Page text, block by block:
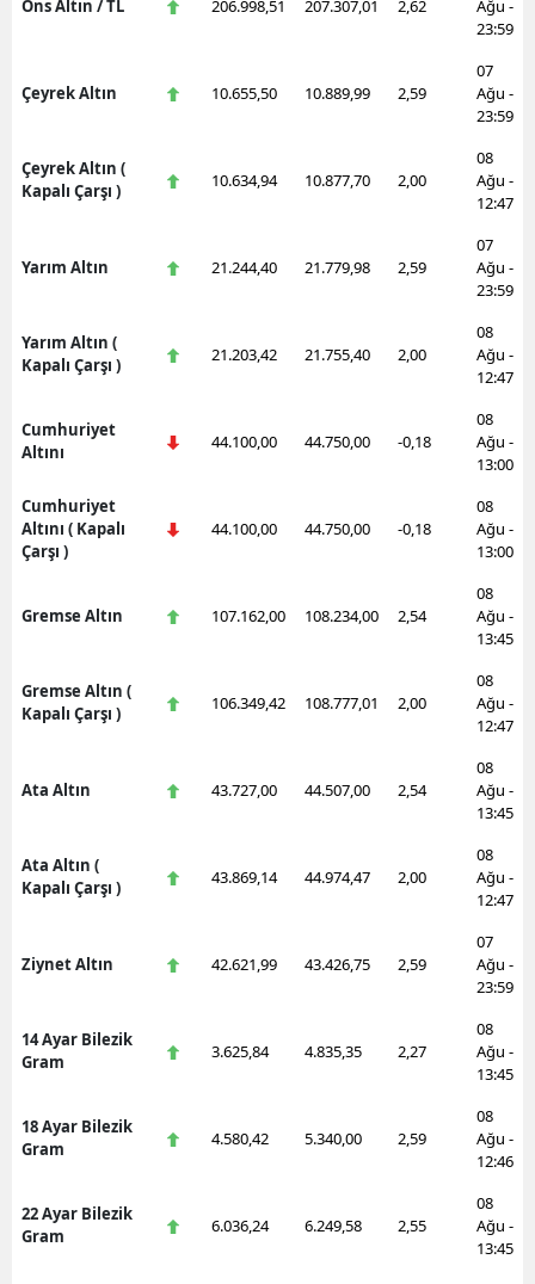
Ons Altın / TL 206.998,51 207.307,01 2,62
Ağu -
23:59
Çeyrek Altın 10.655,50 10.889,99 2,59
07
Ağu -
23:59
Çeyrek Altın (
Kapalı Çarşı )
10.634,94 10.877,70 2,00
08
Ağu -
12:47
Yarım Altın 21.244,40 21.779,98 2,59
07
Ağu -
23:59
Yarım Altın (
Kapalı Çarşı )
21.203,42 21.755,40 2,00
08
Ağu -
12:47
Cumhuriyet
Altını
44.100,00 44.750,00 -0,18
08
Ağu -
13:00
Cumhuriyet
Altını ( Kapalı
Çarşı )
44.100,00 44.750,00 -0,18
08
Ağu -
13:00
Gremse Altın 107.162,00 108.234,00 2,54
08
Ağu -
13:45
Gremse Altın (
Kapalı Çarşı )
106.349,42 108.777,01 2,00
08
Ağu -
12:47
Ata Altın 43.727,00 44.507,00 2,54
08
Ağu -
13:45
Ata Altın (
Kapalı Çarşı )
43.869,14 44.974,47 2,00
08
Ağu -
12:47
Ziynet Altın 42.621,99 43.426,75 2,59
07
Ağu -
23:59
14 Ayar Bilezik
Gram
3.625,84 4.835,35 2,27
08
Ağu -
13:45
18 Ayar Bilezik
Gram
4.580,42 5.340,00 2,59
08
Ağu -
12:46
22 Ayar Bilezik
Gram
6.036,24 6.249,58 2,55
08
Ağu -
13:45